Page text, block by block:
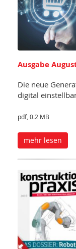
Ausgabe
Die neue
digital
pdf, 0.2 MB
mehr lesen